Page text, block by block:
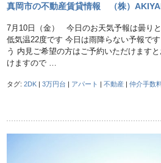
真岡市の不動産賃貸情報 （株）
7月10日（金） 今日のお天気予報は曇り
低気温22度です 今日は雨降らない予報で
う 内見ご希望の方はご予約いただけます
けますので …
タグ:2DK |3万円台 | アパート |不動産 |仲介手数